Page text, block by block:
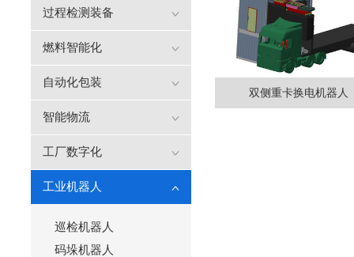
过程检测装备
燃料智能化
自动化包装
智能物流
工厂数字化
工业机器人
巡检机器人
码垛机器人
双侧重卡换电机器人